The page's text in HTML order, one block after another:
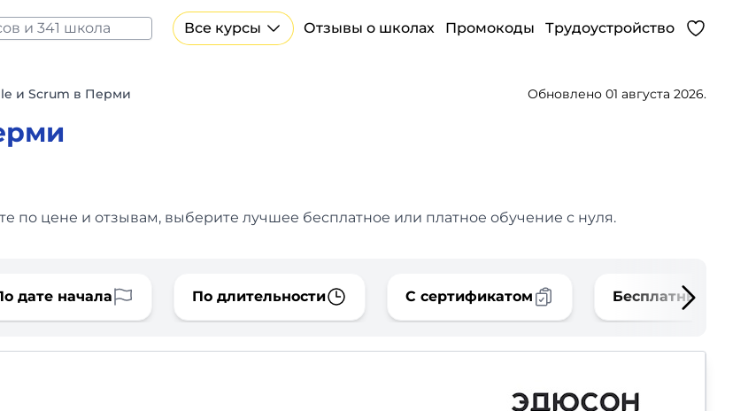
Все курсы Отзывы о школах Промокоды Трудоустройство
и Scrum в Перми Обновлено 01 августа 2026.
по цене и отзывам, выберите лучшее бесплатное или платное обучение с нуля.
дате начала По длительности С сертификатом Бесплатные
по нейросетям